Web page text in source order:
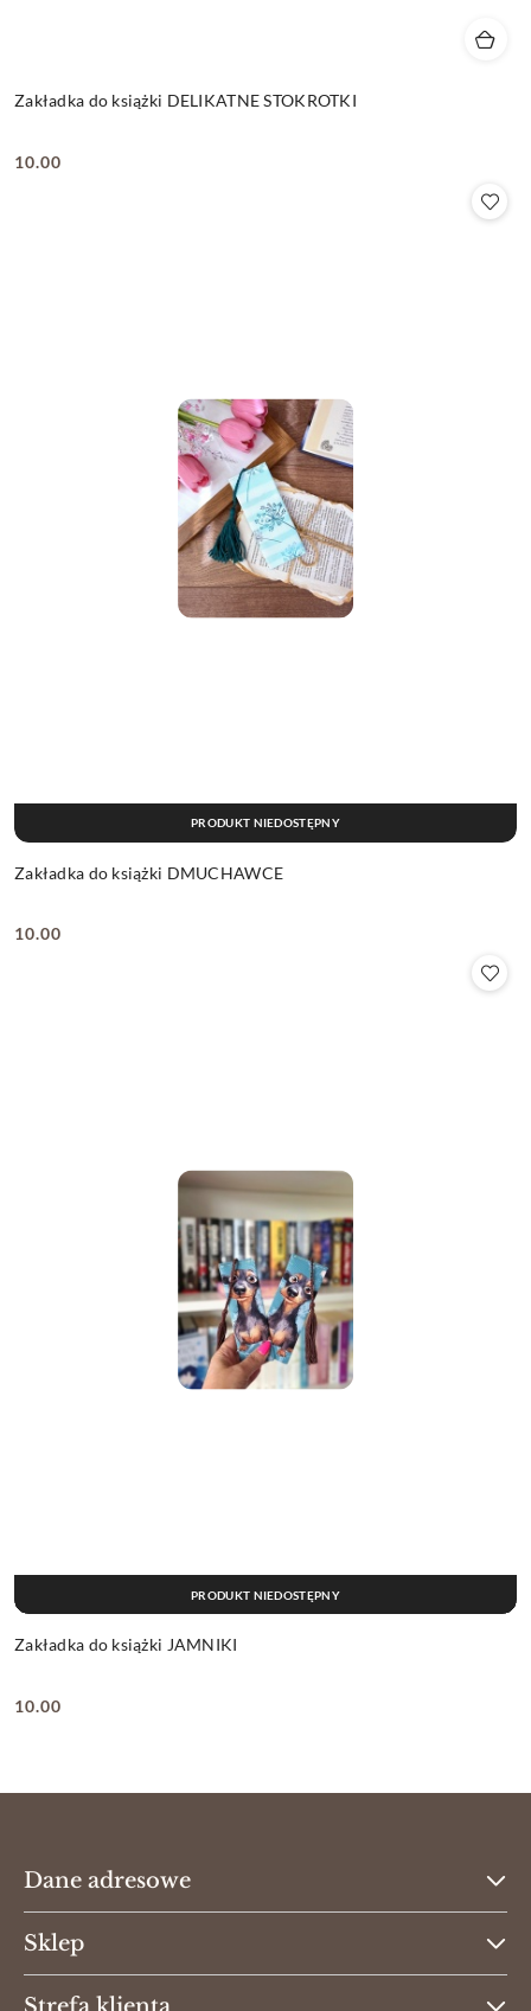
Zakładka do książki DELIKATNE STOKROTKI
Cena:
10.00
Zakładka do książki DMUCHAWCE
Cena:
10.00
PRODUKT NIEDOSTĘPNY
Zakładka do książki JAMNIKI
Cena:
10.00
PRODUKT NIEDOSTĘPNY
Dane adresowe
Sklep